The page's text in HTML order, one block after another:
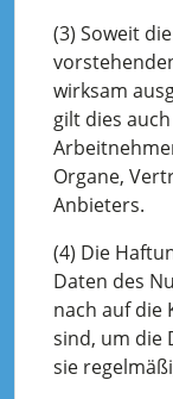
(3) Soweit
wirksam
gilt dies
Organe,
Anbieters.
(4) Die
Daten des
nach auf die
sind, um die
sie